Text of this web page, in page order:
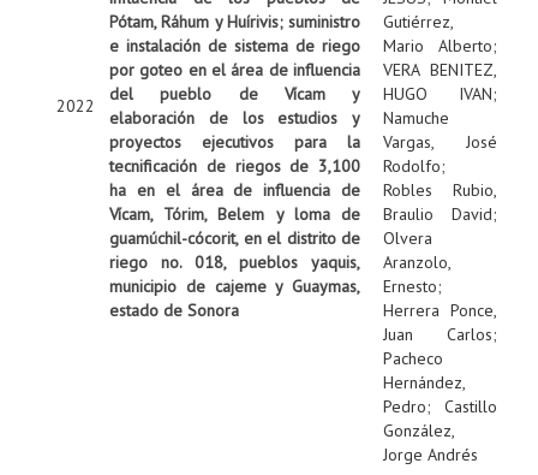
2022
Pótam, Ráhum y Huírivis; suministro
e instalación de sistema de riego
por goteo en el área de influencia
del pueblo de Vícam y
elaboración de los estudios y
proyectos ejecutivos para la
tecnificación de riegos de 3,100
ha en el área de influencia de
Vícam, Tórim, Belem y loma de
guamúchil-cócorit, en el distrito de
riego no. 018, pueblos yaquis,
municipio de cajeme y Guaymas,
estado de Sonora
Gutiérrez,
Mario Alberto;
VERA BENITEZ,
HUGO IVAN;
Namuche
Vargas, José
Rodolfo;
Robles Rubio,
Braulio David;
Olvera
Aranzolo,
Ernesto;
Herrera Ponce,
Juan Carlos;
Pacheco
Hernández,
Pedro; Castillo
González,
Jorge Andrés